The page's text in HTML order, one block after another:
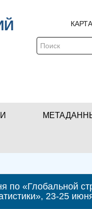
по «Глобальной
23-25